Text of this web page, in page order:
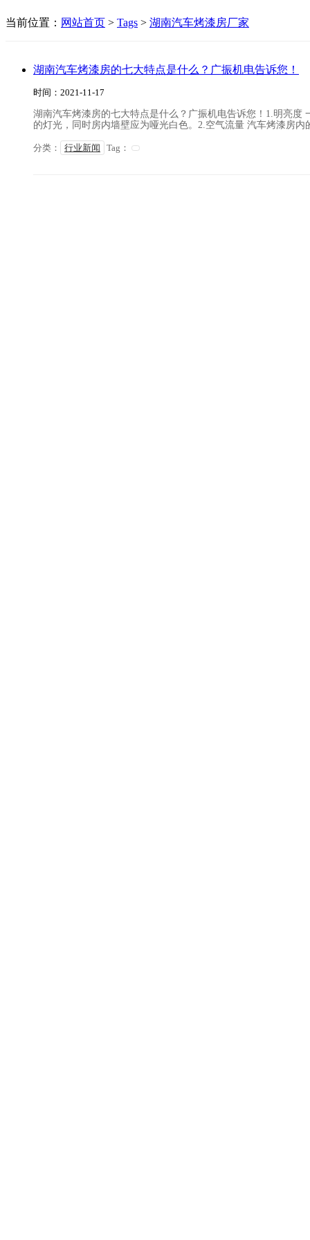
当前位置： 网站首页 > Tags > 湖南汽车烤漆房厂家
湖南汽车烤漆房的七大特点是什么？广振机电告诉您！
时间：2021-11-17
湖南汽车烤漆房的七大特点是什么？广振机电告诉您！1.明亮度
的灯光，同时房内墙壁应为哑光白色。2.空气流量 汽车烤漆房内
分类： 行业新闻 Tag：